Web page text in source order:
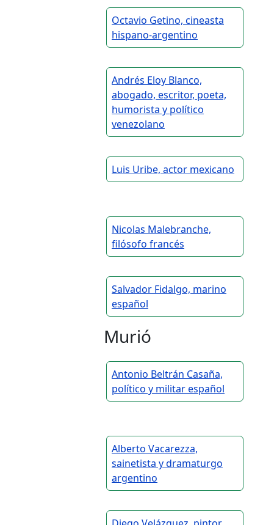
Octavio Getino, cineasta
hispano-argentino
Andrés Eloy Blanco,
abogado, escritor, poeta,
humorista y político
venezolano
Luis Uribe, actor mexicano
Nicolas Malebranche,
filósofo francés
Salvador Fidalgo, marino
español
Murió
Antonio Beltrán Casaña,
político y militar español
Alberto Vacarezza,
sainetista y dramaturgo
argentino